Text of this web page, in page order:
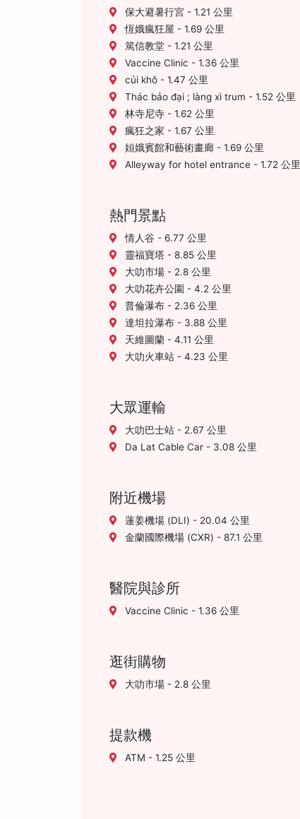
保大避暑行宮 - 1.21 公里
恆娥瘋狂屋 - 1.69 公里
篤信教堂 - 1.21 公里
Vaccine Clinic - 1.36 公里
củi khô - 1.47 公里
Thác bảo đại ; làng xì trum - 1.52 公里
林寺尼寺 - 1.62 公里
瘋狂之家 - 1.67 公里
姮娥賓館和藝術畫廊 - 1.69 公里
Alleyway for hotel entrance - 1.72 公里
熱門景點
情人谷 - 6.77 公里
靈福寶塔 - 8.85 公里
大叻市場 - 2.8 公里
大叻花卉公園 - 4.2 公里
普倫瀑布 - 2.36 公里
達坦拉瀑布 - 3.88 公里
天維圖蘭 - 4.11 公里
大叻火車站 - 4.23 公里
大眾運輸
大叻巴士站 - 2.67 公里
Da Lat Cable Car - 3.08 公里
附近機場
蓮姜機場 (DLI) - 20.04 公里
金蘭國際機場 (CXR) - 87.1 公里
醫院與診所
Vaccine Clinic - 1.36 公里
逛街購物
大叻市場 - 2.8 公里
提款機
ATM - 1.25 公里